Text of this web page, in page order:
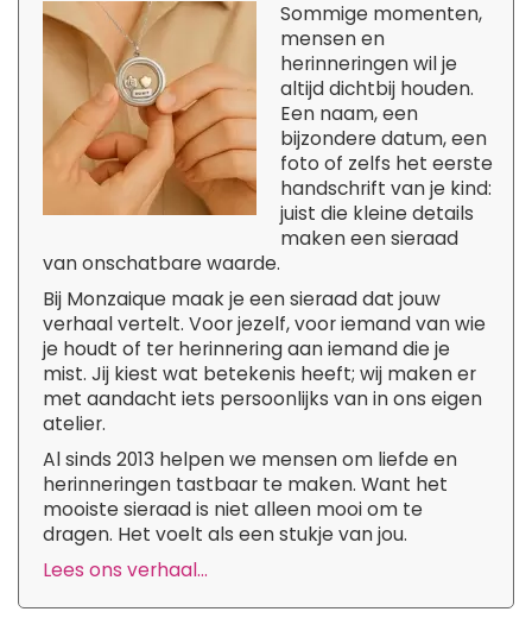
Sommige momenten,
mensen en
herinneringen wil je
altijd dichtbij houden.
Een naam, een
bijzondere datum, een
foto of zelfs het eerste
handschrift van je kind:
juist die kleine details
maken een sieraad
van onschatbare waarde.
Bij Monzaique maak je een sieraad dat jouw
verhaal vertelt. Voor jezelf, voor iemand van wie
je houdt of ter herinnering aan iemand die je
mist. Jij kiest wat betekenis heeft; wij maken er
met aandacht iets persoonlijks van in ons eigen
atelier.
Al sinds 2013 helpen we mensen om liefde en
herinneringen tastbaar te maken. Want het
mooiste sieraad is niet alleen mooi om te
dragen. Het voelt als een stukje van jou.
Lees ons verhaal...